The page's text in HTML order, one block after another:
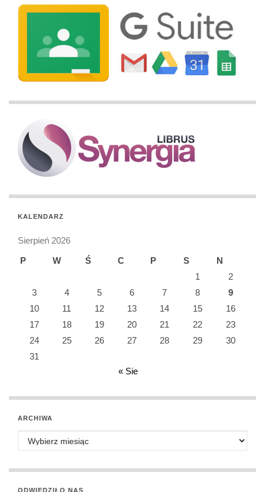
KALENDARZ
Sierpień 2026
P
W Ś C P S
N
1
2
3
4 5 6 7 8
9
10
11 12 13 14 15
16
17
18 19 20 21 22
23
24
25 26 27 28 29
30
31
« Sie
ARCHIWA
Archiwa
ODWIEDZIŁO NAS